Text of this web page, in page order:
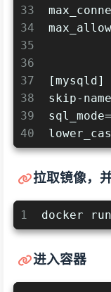
33
34
35
36
37
38
39
40
[mysqld]
skip-
拉取镜像，
1 docker
进入容器